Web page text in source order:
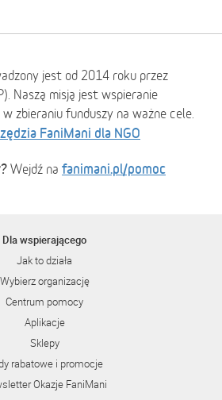
jest od 2014 roku przez
Naszą misją jest wspieranie
zbieraniu funduszy na ważne cele.
FaniMani dla NGO
Wejdź na fanimani.pl/pomoc
Dla wspierającego
Jak to działa
Wybierz organizację
Centrum pomocy
Aplikacje
Sklepy
rabatowe i promocje
Okazje FaniMani